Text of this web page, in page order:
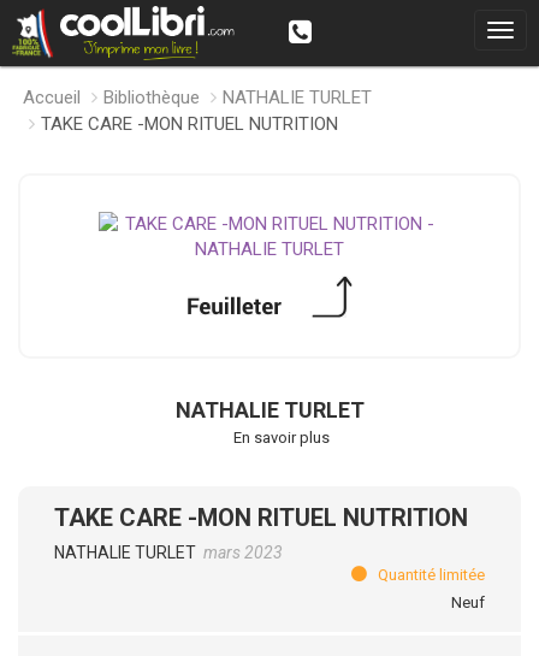
Accueil Bibliothèque
NATHALIE TURLET
TAKE CARE -MON RITUEL NUTRITION
NATHALIE TURLET
En savoir plus
TAKE CARE -MON RITUEL NUTRITION
NATHALIE TURLET mars 2023
Quantité limitée
Neuf